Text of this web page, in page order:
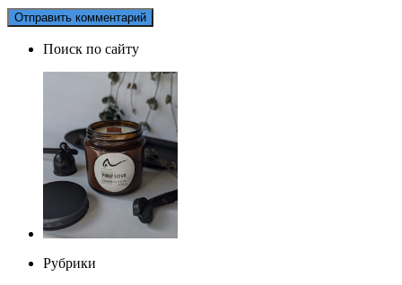
Поиск по сайту
Рубрики